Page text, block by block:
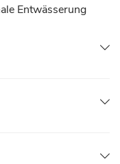
Entwässerung